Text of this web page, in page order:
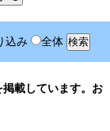
込み 全体
載しています。お